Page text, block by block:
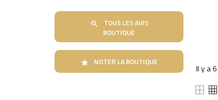

TOUS LES AVIS
BOUTIQUE
 NOTER LA BOUTIQUE
Il y a